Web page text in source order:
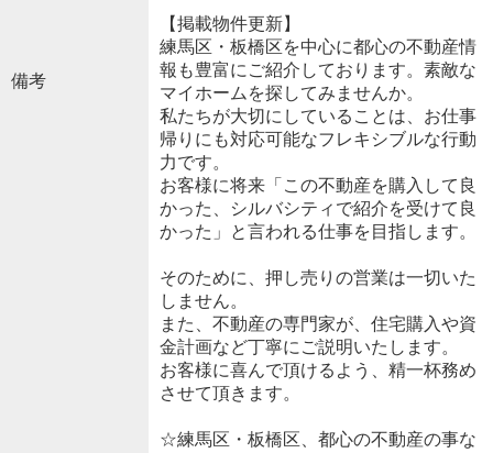
備考
【掲載物件更新】
練馬区・板橋区を中心に都心の不動産情
報も豊富にご紹介しております。素敵な
マイホームを探してみませんか。
私たちが大切にしていることは、お仕事
帰りにも対応可能なフレキシブルな行動
力です。
お客様に将来「この不動産を購入して良
かった、シルバシティで紹介を受けて良
かった」と言われる仕事を目指します。
そのために、押し売りの営業は一切いた
しません。
また、不動産の専門家が、住宅購入や資
金計画など丁寧にご説明いたします。
お客様に喜んで頂けるよう、精一杯務め
させて頂きます。
☆練馬区・板橋区、都心の不動産の事な